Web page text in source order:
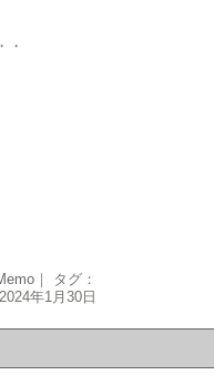
・
｜ タグ：
年1月30日